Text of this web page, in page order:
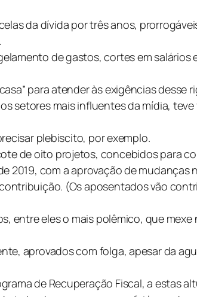
da dívida por três anos,
de gastos, cortes em
para atender às exigências desse
setores mais influentes da mídia,
plebiscito, por exemplo.
de oito projetos, concebidos para
2019, com a aprovação de
(Os aposentados vão
entre eles o mais polêmico, que
aprovados com folga, apesar da
de Recuperação Fiscal, a estas